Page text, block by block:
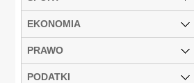
EKONOMIA
PRAWO
PODATKI